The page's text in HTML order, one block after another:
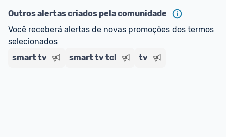
Outros alertas criados pela comunidade
Você receberá alertas de novas promoções dos termos
selecionados
smart tv
smart tv tcl tv